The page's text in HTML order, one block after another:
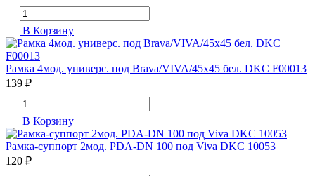
В Корзину
Рамка 4мод. универс. под Brava/VIVA/45х45 бел. DKC F00013
139 ₽
В Корзину
Рамка-суппорт 2мод. PDA-DN 100 под Viva DKC 10053
120 ₽